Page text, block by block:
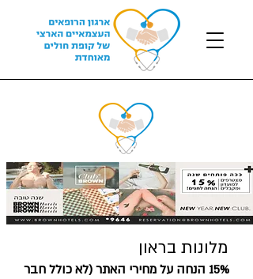
מלונות בראון
15% הנחה על מחירי האתר (לא כולל חבר